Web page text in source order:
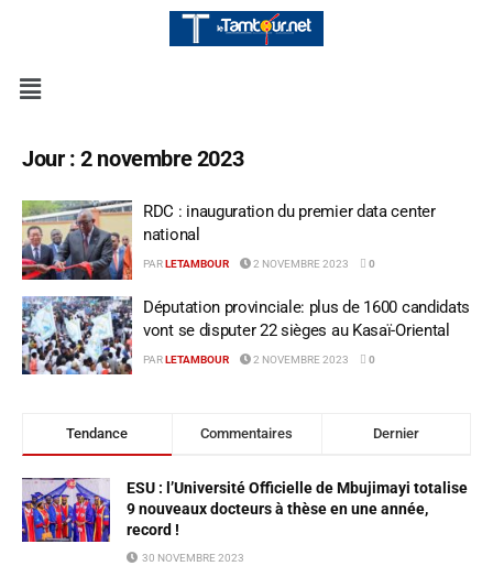
Jour :2 novembre 2023
RDC : inauguration du premier data center
national
PAR LETAMBOUR 2 NOVEMBRE 2023 0
Députation provinciale: plus de 1600 candidats
vont se disputer 22 sièges au Kasaï-Oriental
PARLETAMBOUR 2 NOVEMBRE 2023 0
Tendance Commentaires Dernier
ESU : l’Université Officielle de Mbujimayi totalise
9 nouveaux docteurs à thèse en une année,
record !
30 NOVEMBRE 2023